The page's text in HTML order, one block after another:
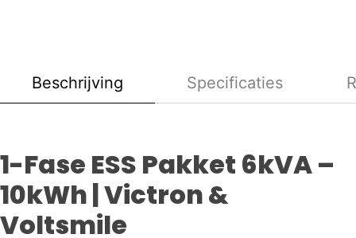
Beschrijving Specificaties
1-Fase ESS Pakket 6kVA –
10kWh | Victron &
Voltsmile